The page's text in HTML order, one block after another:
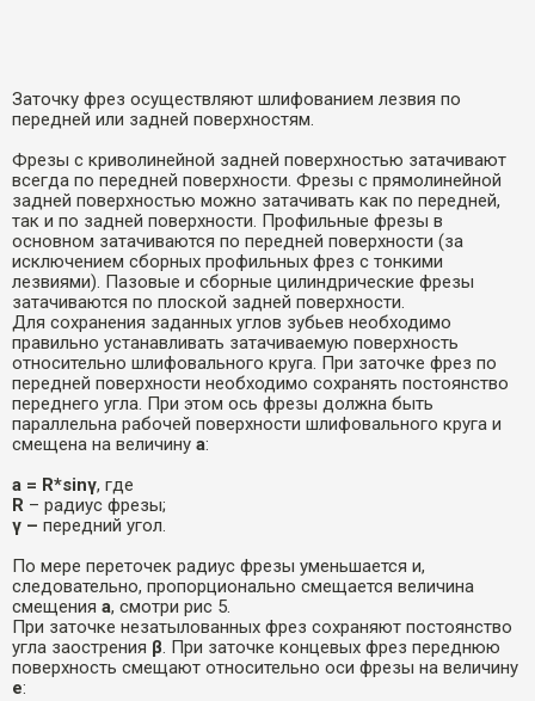
Заточку фрез осуществляют шлифованием лезвия по
передней или задней поверхностям.
Фрезы с криволинейной задней поверхностью затачивают
всегда по передней поверхности. Фрезы с прямолинейной
задней поверхностью можно затачивать как по передней,
так и по задней поверхности. Профильные фрезы в
основном затачиваются по передней поверхности (за
исключением сборных профильных фрез с тонкими
лезвиями). Пазовые и сборные цилиндрические фрезы
затачиваются по плоской задней поверхности.
Для сохранения заданных углов зубьев необходимо
правильно устанавливать затачиваемую поверхность
относительно шлифовального круга. При заточке фрез по
передней поверхности необходимо сохранять постоянство
переднего угла. При этом ось фрезы должна быть
параллельна рабочей поверхности шлифовального круга и
смещена на величину а:
а = R*sinγ, где
R – радиус фрезы;
γ – передний угол.
По мере переточек радиус фрезы уменьшается и,
следовательно, пропорционально смещается величина
смещения а, смотри рис 5.
При заточке незатылованных фрез сохраняют постоянство
угла заострения β. При заточке концевых фрез переднюю
поверхность смещают относительно оси фрезы на величину
е: